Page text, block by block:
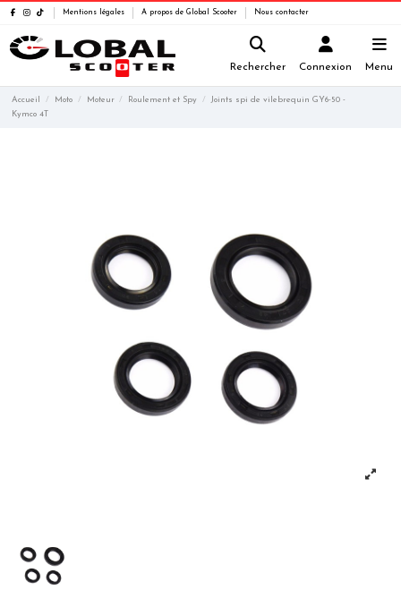
Mentions légales A propos de Global Scooter Nous contacter
Rechercher Connexion Menu
Accueil Moto Moteur Roulement et Spy
Joints spi de vilebrequin GY6-50 -
Kymco 4T